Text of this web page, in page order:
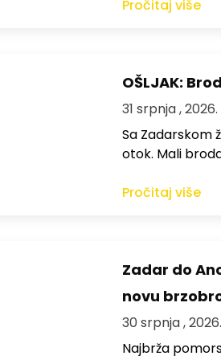
Pročitaj više
OŠLJAK:
31 srpnja , 2026.
Sa Zadarskom
otok. Mali
Pročitaj više
Zadar do
novu
30 srpnja , 2026.
Najbrža